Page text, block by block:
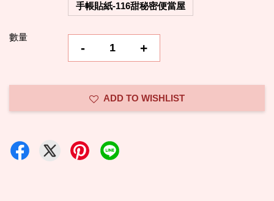
手帳貼紙-116甜秘密便當屋
數量
- +
ADD TO WISHLIST